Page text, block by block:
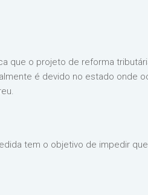
que o projeto de reforma
é devido no estado onde
tem o objetivo de impedir